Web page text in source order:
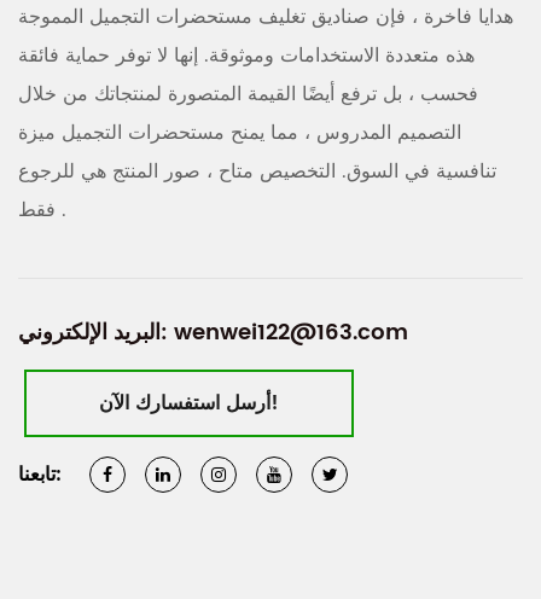
هدايا فاخرة ، فإن صناديق تغليف مستحضرات التجميل المموجة
هذه متعددة الاستخدامات وموثوقة. إنها لا توفر حماية فائقة
فحسب ، بل ترفع أيضًا القيمة المتصورة لمنتجاتك من خلال
التصميم المدروس ، مما يمنح مستحضرات التجميل ميزة
تنافسية في السوق. التخصيص متاح ، صور المنتج هي للرجوع
فقط .
البريد الإلكتروني: wenwei122@163.com
أرسل استفسارك الآن!
تابعنا: